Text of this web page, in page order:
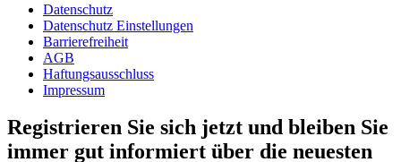
Datenschutz
Datenschutz Einstellungen
Barrierefreiheit
AGB
Haftungsausschluss
Impressum
Registrieren Sie sich jetzt und bleiben Sie
immer gut informiert über die neuesten